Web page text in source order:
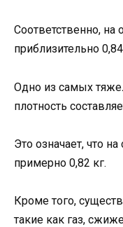
Соответственно, на
приблизительно
Одно из самых
плотность
Это означает, что
примерно 0,82 кг.
Кроме того,
такие как газ,